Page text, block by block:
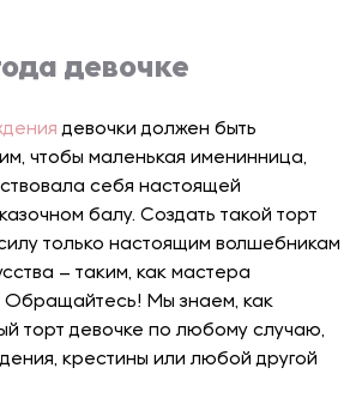
девочке
девочки должен быть
чтобы маленькая именинница,
себя настоящей
балу. Создать такой торт
только настоящим волшебникам
– таким, как мастера
Мы знаем, как
торт девочке по любому случаю,
крестины или любой другой